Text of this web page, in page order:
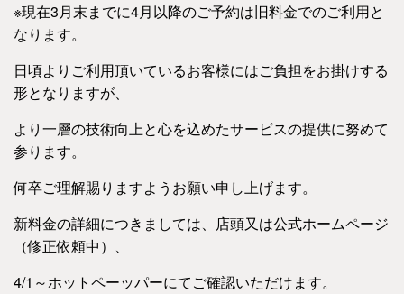
※現在3月末までに4月以降のご予約は旧料金でのご利用と
なります。
日頃よりご利用頂いているお客様にはご負担をお掛けする
形となりますが、
より一層の技術向上と心を込めたサービスの提供に努めて
参ります。
何卒ご理解賜りますようお願い申し上げます。
新料金の詳細につきましては、店頭又は公式ホームページ
（修正依頼中）、
4/1～ホットペーッパーにてご確認いただけます。